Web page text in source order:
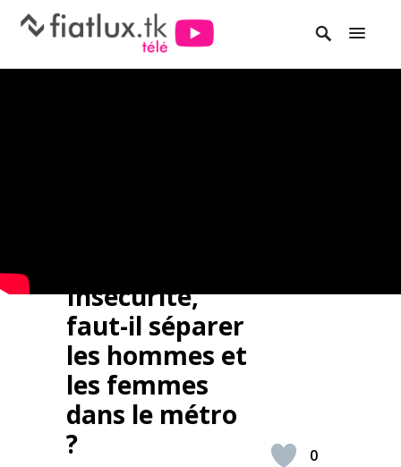
Insécurité,
faut-il séparer
les hommes et
les femmes
dans le métro
?
0